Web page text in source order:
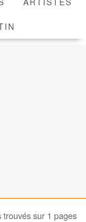
trouvés sur 1 pages